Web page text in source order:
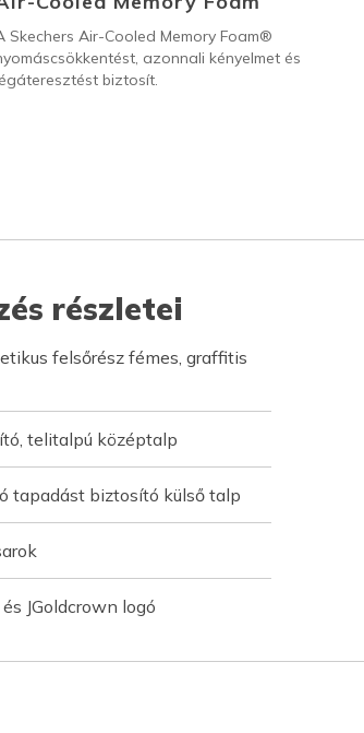
Skechers Air-Cooled Memory Foam®
azonnali kényelmet és
biztosít.
részletei
felsőrész fémes, graffitis
telitalpú középtalp
tapadást biztosító külső talp
JGoldcrown logó